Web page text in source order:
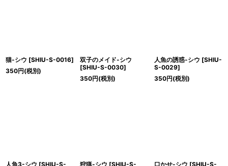
猫-シウ [SHIU-S-0016]
350円(税別)
双子のメイド-シウ
[SHIU-S-0030]
350円(税別)
人魚の誘惑-シウ [SHIU-
S-0029]
350円(税別)
人魚3-シウ [SHIU-S-
狩猟-シウ [SHIU-S-
口かせ-シウ [SHIU-S-